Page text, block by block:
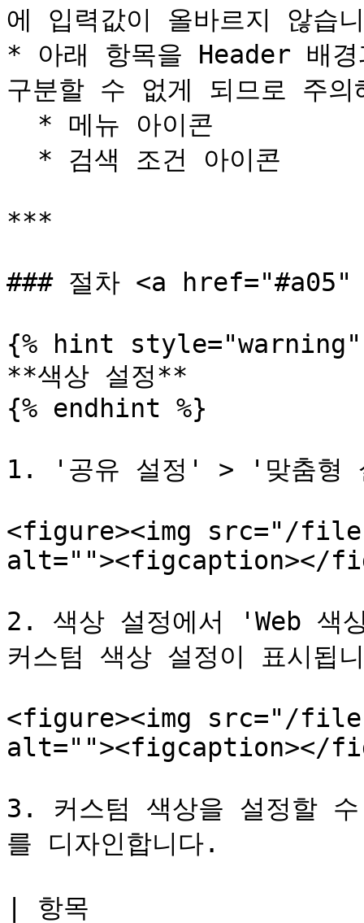
에 입력값이 올바르지 않습
* 아래 항목을 Header 배경
구분할 수 없게 되므로 주
***
### 절차 <a
{% hint style="warning"
**색상 설정**
{% endhint %}
1. '공유 설정' > '맞춤형
<figure><img src="/files/
alt=""><figcaption></
2. 색상 설정에서 'Web 색
커스텀 색상 설정이 표시됩
<figure><img src="/files/
alt=""><figcaption></
3. 커스텀 색상을 설정할
를 디자인합니다.
| 항목